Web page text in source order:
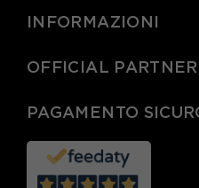
INFORMAZIONI
OFFICIAL
PAGAMENTO